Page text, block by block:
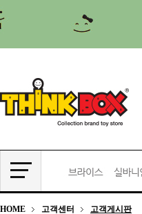
HOME 고객센터 고객게시판